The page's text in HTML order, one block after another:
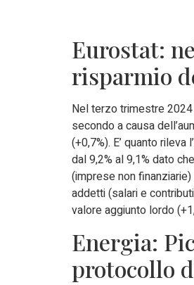
Eurostat:
risparmio
Nel terzo trimestre 2024
secondo a causa
(+0,7%). E’ quanto
dal 9,2% al 9,1% dato
(imprese non
addetti (salari e
valore aggiunto lordo
Energia:
protocollo